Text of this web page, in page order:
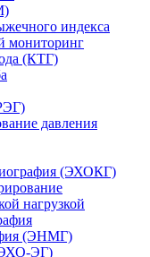
индекса
мониторинг
(КТГ)
давления
(ЭХОКГ)
нагрузкой
(ЭНМГ)
ЭГ)